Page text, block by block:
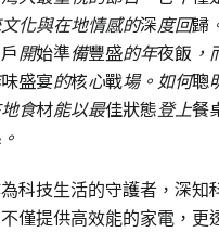
化與在地情感的深度回歸
開始準備豐盛的年夜飯，
盛宴的核心戰場。如何聰
食材能以最佳狀態登上餐
科技生活的守護者，深知
僅提供高效能的家電，更